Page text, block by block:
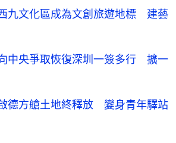
九文化區成為文創旅遊地標 建藝
中央爭取恢復深圳一簽多行 擴一
德方艙土地終釋放 變身青年驛站